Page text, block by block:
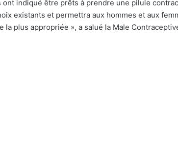
ont indiqué être prêts à prendre une pilule
existants et permettra aux hommes et aux
la plus appropriée », a salué la Male